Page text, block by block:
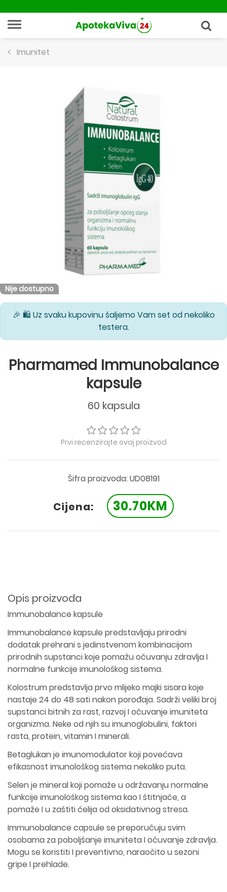
Imunitet
Nije dostupno
🎉 🛍️ Uz svaku kupovinu šaljemo Vam set od nekoliko
testera.
Pharmamed Immunobalance
kapsule
60 kapsula
Prvi recenzirajte ovaj proizvod
Šifra proizvoda: UD08191
Cijena: 30.70KM
Opis proizvoda
Immunobalance kapsule
Immunobalance kapsule predstavljaju prirodni
dodatak prehrani s jedinstvenom kombinacijom
prirodnih supstanci koje pomažu očuvanju zdravlja I
normalne funkcije imunološkog sistema.
Kolostrum predstavlja prvo mlijeko majki sisara koje
nastaje 24 do 48 sati nakon porođaja. Sadrži veliki broj
supstanci bitnih za rast, razvoj I očuvanje imuniteta
organizma. Neke od njih su imunoglobulini, faktori
rasta, protein, vitamin I minerali.
Betaglukan je imunomodulator koji povećava
efikasnost imunološkog sistema nekoliko puta.
Selen je mineral koji pomaže u održavanju normalne
funkcije imunološkog sistema kao I štitnjače, a
pomaže I u zaštiti ćelija od oksidativnog stresa.
Immunobalance capsule se preporučuju svim
osobama za poboljšanje imuniteta I očuvanje zdravlja.
Mogu se koristiti I preventivno, naraočito u sezoni
gripe I prehlade.